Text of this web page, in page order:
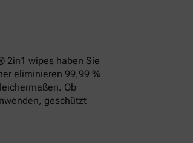
2in1 wipes haben Sie
eliminieren 99,99 %
Ob
geschützt